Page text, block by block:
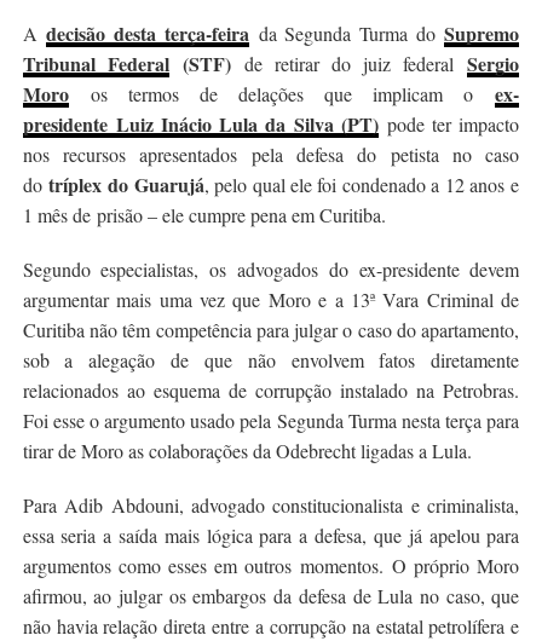
Adecisão desta terça-feirada Segunda Turma doSupremo
Tribunal Federal(STF)de retirar do juiz federalSergio
Moro
os termos de delações que implicam oex-
presidente Luiz Inácio Lula da Silva (PT)pode ter impacto
nos recursos apresentados pela defesa do petista no caso
dotríplex do Guarujá, pelo qual ele foi condenado a 12 anos e
1 mês de prisão – ele cumpre pena em Curitiba.
Segundo especialistas, os advogados do ex-presidente devem
argumentar mais uma vez que Moro e a 13ª Vara Criminal de
Curitiba não têm competência para julgar o caso do apartamento,
sob a alegação de que não envolvem fatos diretamente
relacionados ao esquema de corrupção instalado na Petrobras.
Foi esse o argumento usado pela Segunda Turma nesta terça para
tirar de Moro as colaborações da Odebrecht ligadas a Lula.
Para Adib Abdouni, advogado constitucionalista e criminalista,
essa seria a saída mais lógica para a defesa, que já apelou para
argumentos como esses em outros momentos. O próprio Moro
afirmou, ao julgar os embargos da defesa de Lula no caso, que
não havia relação direta entre a corrupção na estatal petrolífera e